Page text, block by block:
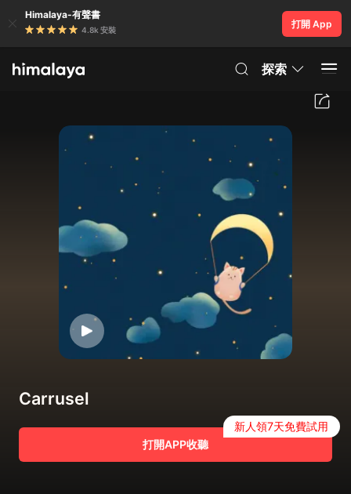
Himalaya-有聲書
4.8k 安裝
打開 App
探索
Carrusel
打開APP收聽
新人領7天免費試用